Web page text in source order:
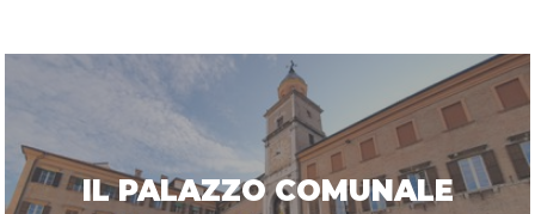
IL PALAZZO COMUNALE